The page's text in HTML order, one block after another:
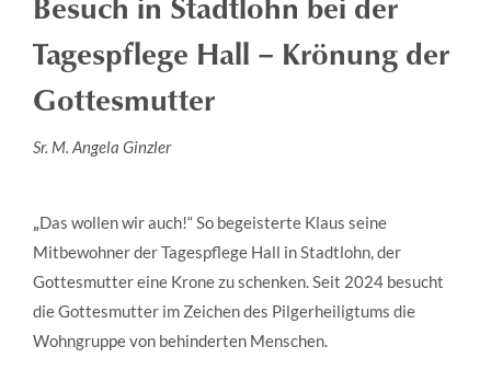
Tagespflege Hall – Krönung der
Gottesmutter
Sr. M. Angela Ginzler
„Das wollen wir auch!“ So begeisterte Klaus seine
Mitbewohner der Tagespflege Hall in Stadtlohn, der
Gottesmutter eine Krone zu schenken. Seit 2024 besucht
die Gottesmutter im Zeichen des Pilgerheiligtums die
Wohngruppe von behinderten Menschen.